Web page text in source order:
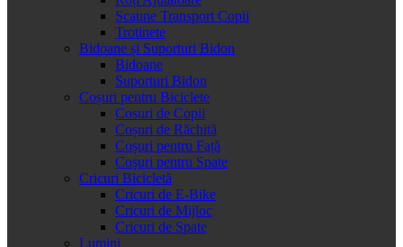
Scaune Transport Copii
Trotinete
Bidoane și Suporturi Bidon
Bidoane
Suporturi Bidon
Coșuri pentru Biciclete
Cosuri de Copii
Coșuri de Răchită
Coșuri pentru Față
Coșuri pentru Spate
Cricuri Bicicletă
Cricuri de E-Bike
Cricuri de Mijloc
Cricuri de Spate
Lumini